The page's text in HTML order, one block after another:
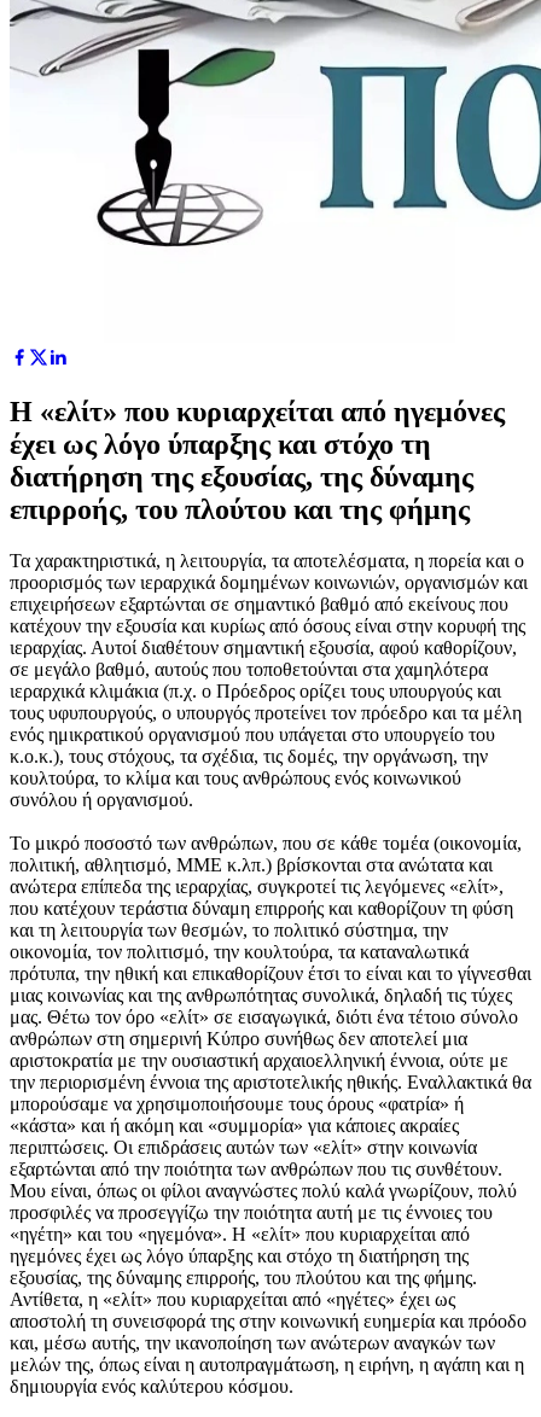
Η «ελίτ» που κυριαρχείται από ηγεμόνες
έχει ως λόγο ύπαρξης και στόχο τη
διατήρηση της εξουσίας, της δύναμης
επιρροής, του πλούτου και της φήμης
Τα χαρακτηριστικά, η λειτουργία, τα αποτελέσματα, η πορεία και ο
προορισμός των ιεραρχικά δομημένων κοινωνιών, οργανισμών και
επιχειρήσεων εξαρτώνται σε σημαντικό βαθμό από εκείνους που
κατέχουν την εξουσία και κυρίως από όσους είναι στην κορυφή της
ιεραρχίας. Αυτοί διαθέτουν σημαντική εξουσία, αφού καθορίζουν,
σε μεγάλο βαθμό, αυτούς που τοποθετούνται στα χαμηλότερα
ιεραρχικά κλιμάκια (π.χ. ο Πρόεδρος ορίζει τους υπουργούς και
τους υφυπουργούς, ο υπουργός προτείνει τον πρόεδρο και τα μέλη
ενός ημικρατικού οργανισμού που υπάγεται στο υπουργείο του
κ.ο.κ.), τους στόχους, τα σχέδια, τις δομές, την οργάνωση, την
κουλτούρα, το κλίμα και τους ανθρώπους ενός κοινωνικού
συνόλου ή οργανισμού.
Το μικρό ποσοστό των ανθρώπων, που σε κάθε τομέα (οικονομία,
πολιτική, αθλητισμό, ΜΜΕ κ.λπ.) βρίσκονται στα ανώτατα και
ανώτερα επίπεδα της ιεραρχίας, συγκροτεί τις λεγόμενες «ελίτ»,
που κατέχουν τεράστια δύναμη επιρροής και καθορίζουν τη φύση
και τη λειτουργία των θεσμών, το πολιτικό σύστημα, την
οικονομία, τον πολιτισμό, την κουλτούρα, τα καταναλωτικά
πρότυπα, την ηθική και επικαθορίζουν έτσι το είναι και το γίγνεσθαι
μιας κοινωνίας και της ανθρωπότητας συνολικά, δηλαδή τις τύχες
μας. Θέτω τον όρο «ελίτ» σε εισαγωγικά, διότι ένα τέτοιο σύνολο
ανθρώπων στη σημερινή Κύπρο συνήθως δεν αποτελεί μια
αριστοκρατία με την ουσιαστική αρχαιοελληνική έννοια, ούτε με
την περιορισμένη έννοια της αριστοτελικής ηθικής. Εναλλακτικά θα
μπορούσαμε να χρησιμοποιήσουμε τους όρους «φατρία» ή
«κάστα» και ή ακόμη και «συμμορία» για κάποιες ακραίες
περιπτώσεις. Οι επιδράσεις αυτών των «ελίτ» στην κοινωνία
εξαρτώνται από την ποιότητα των ανθρώπων που τις συνθέτουν.
Μου είναι, όπως οι φίλοι αναγνώστες πολύ καλά γνωρίζουν, πολύ
προσφιλές να προσεγγίζω την ποιότητα αυτή με τις έννοιες του
«ηγέτη» και του «ηγεμόνα». Η «ελίτ» που κυριαρχείται από
ηγεμόνες έχει ως λόγο ύπαρξης και στόχο τη διατήρηση της
εξουσίας, της δύναμης επιρροής, του πλούτου και της φήμης.
Αντίθετα, η «ελίτ» που κυριαρχείται από «ηγέτες» έχει ως
αποστολή τη συνεισφορά της στην κοινωνική ευημερία και πρόοδο
και, μέσω αυτής, την ικανοποίηση των ανώτερων αναγκών των
μελών της, όπως είναι η αυτοπραγμάτωση, η ειρήνη, η αγάπη και η
δημιουργία ενός καλύτερου κόσμου.